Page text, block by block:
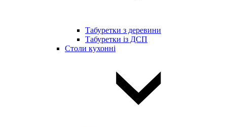
Табуретки з деревини
Табуретки із ДСП
Столи кухонні